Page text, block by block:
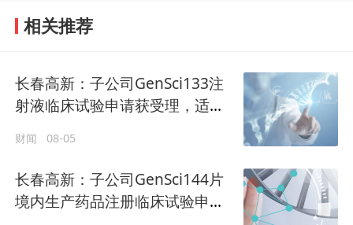
相关推荐
长春高新：子公司GenSci133注
射液临床试验申请获受理，适应
财闻 08-05
长春高新：子公司GenSci144片
境内生产药品注册临床试验申请